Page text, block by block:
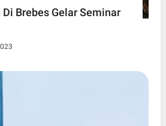
Di Brebes Gelar Seminar